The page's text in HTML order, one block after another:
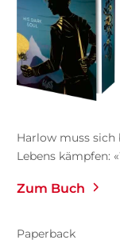
Harlow muss sich
Lebens kämpfen:
Zum Buch
Paperback